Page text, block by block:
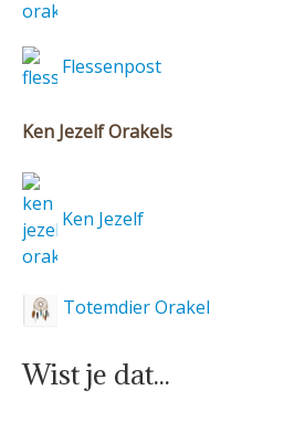
Flessenpost
Ken Jezelf Orakels
Ken Jezelf
Totemdier Orakel
Wist je dat...